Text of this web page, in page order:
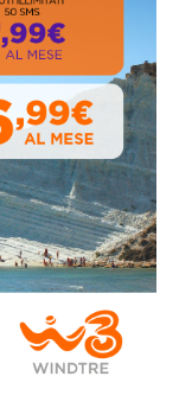
Sindaco Zambito